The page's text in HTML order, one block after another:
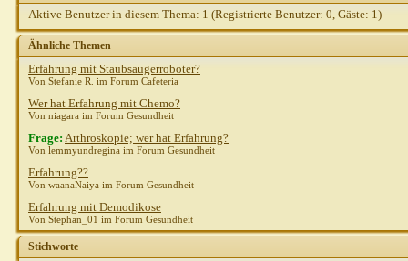
Aktive Benutzer in diesem Thema: 1 (Registrierte Benutzer: 0, Gäste: 1)
Ähnliche Themen
Erfahrung mit Staubsaugerroboter?
Von Stefanie R. im Forum Cafeteria
Wer hat Erfahrung mit Chemo?
Von niagara im Forum Gesundheit
Frage: Arthroskopie; wer hat Erfahrung?
Von lemmyundregina im Forum Gesundheit
Erfahrung??
Von waanaNaiya im Forum Gesundheit
Erfahrung mit Demodikose
Von Stephan_01 im Forum Gesundheit
Stichworte